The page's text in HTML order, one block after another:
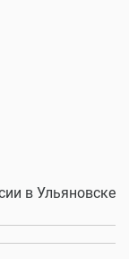
в Ульяновске